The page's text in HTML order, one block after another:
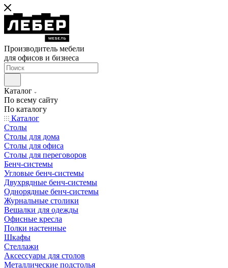
Производитель мебели
для офисов и бизнеса
Каталог
По всему сайту
По каталогу
Каталог
Столы
Столы для дома
Столы для офиса
Столы для переговоров
Бенч-системы
Угловые бенч-системы
Двухрядные бенч-системы
Однорядные бенч-системы
Журнальные столики
Вешалки для одежды
Офисные кресла
Полки настенные
Шкафы
Стеллажи
Аксессуары для столов
Металлические подстолья